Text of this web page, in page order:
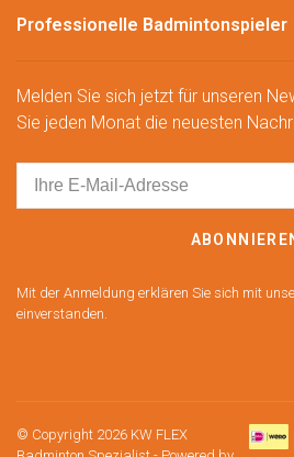
Professionelle Badmintonspieler
Melden Sie sich jetzt für unseren
Sie jeden Monat die neuesten
Mit der Anmeldung erklären Sie sich mit
einverstanden.
© Copyright 2026 KW FLEX